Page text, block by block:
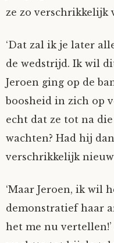
ze zo verschrikkelijk
‘Dat zal ik je later
de wedstrijd. Ik wil
Jeroen ging op de
boosheid in zich op
echt dat ze tot na
wachten? Had hij
verschrikkelijk
‘Maar Jeroen, ik wil
demonstratief haar
het me nu